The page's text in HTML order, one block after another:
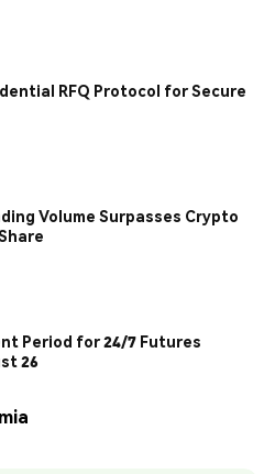
RFQ Protocol for Secure
Volume Surpasses Crypto
Period for 24/7 Futures
26